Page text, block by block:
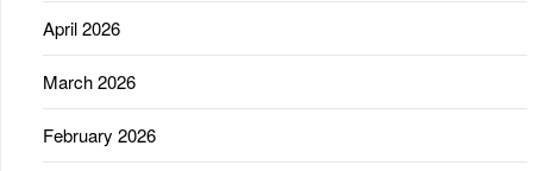
April 2026
March 2026
February 2026